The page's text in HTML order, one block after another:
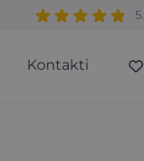
Kontakti